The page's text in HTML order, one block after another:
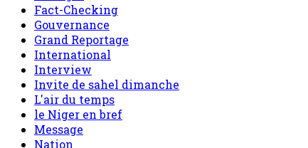
Fact-Checking
Gouvernance
Grand Reportage
International
Interview
Invite de sahel dimanche
L'air du temps
le Niger en bref
Message
Nation